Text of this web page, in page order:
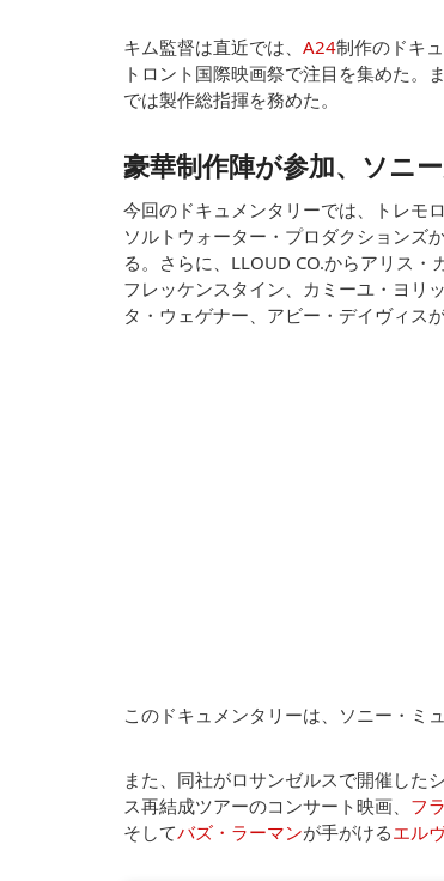
キム監督は直近では、 A24制作のドキ
トロント国際映画祭で注目を集めた。ま
では製作総指揮を務めた。
豪華制作陣が参加、ソニ
今回のドキュメンタリーでは、トレモ
ソルトウォーター・プロダクションズ
る。さらに、LLOUD CO.からアリス・
フレッケンスタイン、カミーユ・ヨリ
タ・ウェゲナー、アビー・デイヴィス
このドキュメンタリーは、ソニー・ミ
また、同社がロサンゼルスで開催した
ス再結成ツアーのコンサート映画、 フ
そしてバズ・ラーマンが手がけるエル